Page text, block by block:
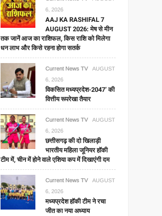
6, 2026
AAJ KA RASHIFAL 7
AUGUST 2026: मेष से मीन
तक जानें आज का राशिफल, किस राशि को मिलेगा
धन लाभ और किसे रहना होगा सतर्क
Current News TV
AUGUST
6, 2026
विकसित मध्यप्रदेश-2047’ की
वित्तीय रूपरेखा तैयार
Current News TV
AUGUST
6, 2026
छत्तीसगढ़ की दो खिलाड़ी
भारतीय महिला जूनियर हॉकी
टीम में, चीन में होने वाले एशिया कप में दिखाएंगी दम
Current News TV
AUGUST
6, 2026
मध्यप्रदेश हॉकी टीम ने रचा
जीत का नया अध्याय